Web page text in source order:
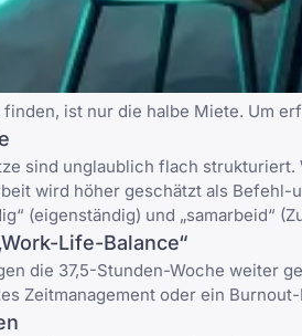
ist nur die halbe Miete. Um
sind unglaublich flach
wird höher geschätzt als
(eigenständig) und „samarbeid“
Life-Balance“
die 37,5-Stunden-Woche weiter
Zeitmanagement oder ein